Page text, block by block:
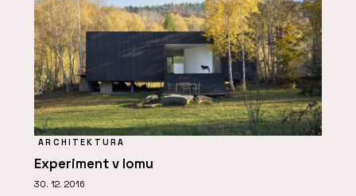
ARCHITEKTURA
Experiment v lomu
30. 12. 2016